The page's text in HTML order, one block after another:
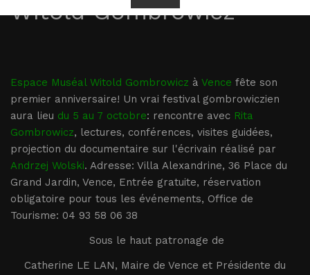
Witold Gombrowicz
Espace Muséal Witold Gombrowicz à Vence fête son
premier anniversaire! Un vrai festival gombrowiczien
aura lieu du 5 au 7 octobre: rencontre avec Rita
Gombrowicz, lectures, conférences, visites guidées,
projection du documentaire sur l'écrivain réalisé par
Andrzej Wolski. Adresse: Villa Alexandrine, 36 Place du
Grand Jardin, Vence, Entrée gratuite, réservation
obligatoire pour tous les événements, Office de
Tourisme: 04 93 58 06 38
Sous le haut patronage de
Catherine LE LAN, Maire de Vence et Présidente du